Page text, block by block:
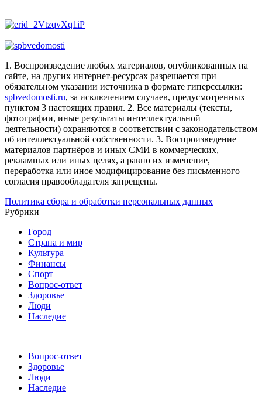
1. Воспроизведение любых материалов, опубликованных на
сайте, на других интернет-ресурсах разрешается при
обязательном указании источника в формате гиперссылки:
spbvedomosti.ru, за исключением случаев, предусмотренных
пунктом 3 настоящих правил. 2. Все материалы (тексты,
фотографии, иные результаты интеллектуальной
деятельности) охраняются в соответствии с законодательством
об интеллектуальной собственности. 3. Воспроизведение
материалов партнёров и иных СМИ в коммерческих,
рекламных или иных целях, а равно их изменение,
переработка или иное модифицирование без письменного
согласия правообладателя запрещены.
Политика сбора и обработки персональных данных
Рубрики
Город
Страна и мир
Культура
Финансы
Спорт
Вопрос-ответ
Здоровье
Люди
Наследие
Вопрос-ответ
Здоровье
Люди
Наследие